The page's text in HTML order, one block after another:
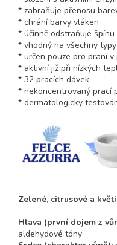
* zabraňuje přenosu
* chrání barvy vláken
* účinně odstraňuje
* vhodný na všechny
* určen pouze pro praní v
* aktivní již při nízkých
* 32 pracích dávek
* nekoncentrovaný prací
* dermatologicky
Zelené, citrusové a
Hlava (první dojem z
aldehydové tóny